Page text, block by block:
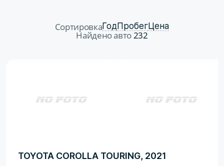
СортировкаГодПробегЦена
Найдено авто232
TOYOTA COROLLA TOURING, 2021